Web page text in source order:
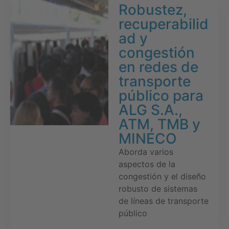
Robustez,
recuperabilid
ad y
congestión
en redes de
transporte
público para
ALG S.A.,
ATM, TMB y
MINECO
Aborda varios
aspectos de la
congestión y el diseño
robusto de sistemas
de líneas de transporte
público